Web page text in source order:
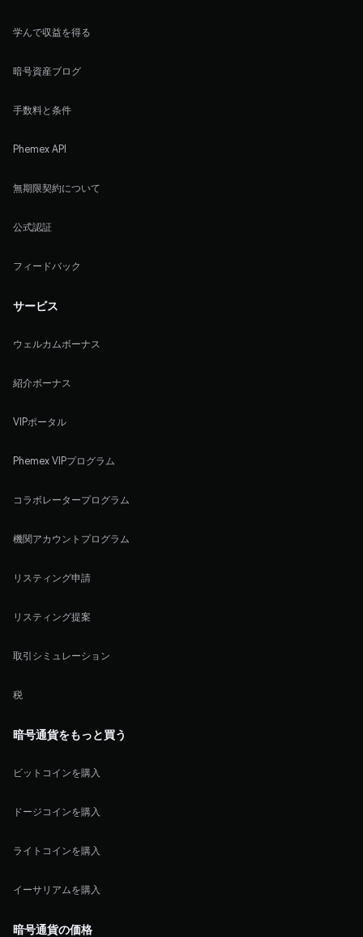
学んで収益を得る
暗号資産ブログ
手数料と条件
Phemex API
無期限契約について
公式認証
フィードバック
サービス
ウェルカムボーナス
紹介ボーナス
VIPポータル
Phemex VIPプログラム
コラボレータープログラム
機関アカウントプログラム
リスティング申請
リスティング提案
取引シミュレーション
税
暗号通貨をもっと買う
ビットコインを購入
ドージコインを購入
ライトコインを購入
イーサリアムを購入
暗号通貨の価格